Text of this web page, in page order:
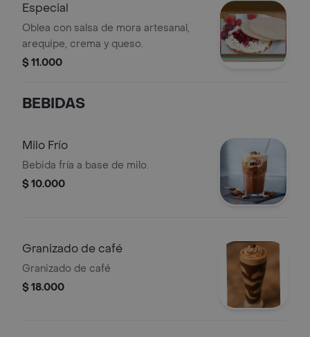
Especial
Oblea con salsa de mora artesanal,
arequipe, crema y queso.
$ 11.000
BEBIDAS
Milo Frío
Bebida fría a base de milo.
$ 10.000
Granizado de café
Granizado de café
$ 18.000